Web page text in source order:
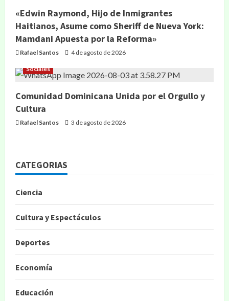
«Edwin Raymond, Hijo de Inmigrantes
Haitianos, Asume como Sheriff de Nueva York:
Mamdani Apuesta por la Reforma»
Rafael Santos 4 de agosto de 2026
Sociales
Comunidad Dominicana Unida por el Orgullo y
Cultura
Rafael Santos 3 de agosto de 2026
CATEGORIAS
Ciencia
Cultura y Espectáculos
Deportes
Economía
Educación